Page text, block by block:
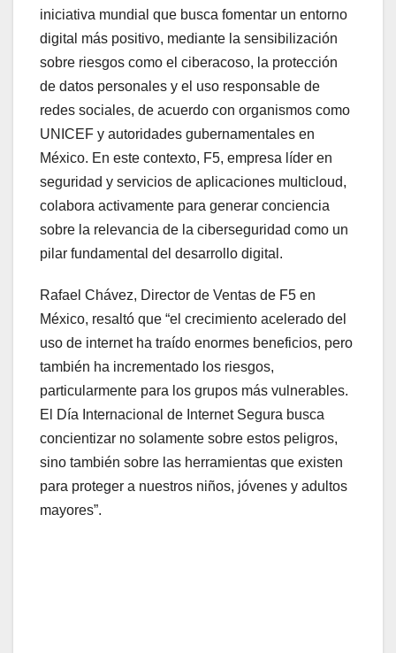
iniciativa mundial que busca fomentar un entorno
digital más positivo, mediante la sensibilización
sobre riesgos como el ciberacoso, la protección
de datos personales y el uso responsable de
redes sociales, de acuerdo con organismos como
UNICEF y autoridades gubernamentales en
México. En este contexto, F5, empresa líder en
seguridad y servicios de aplicaciones multicloud,
colabora activamente para generar conciencia
sobre la relevancia de la ciberseguridad como un
pilar fundamental del desarrollo digital.
Rafael Chávez, Director de Ventas de F5 en
México, resaltó que “el crecimiento acelerado del
uso de internet ha traído enormes beneficios, pero
también ha incrementado los riesgos,
particularmente para los grupos más vulnerables.
El Día Internacional de Internet Segura busca
concientizar no solamente sobre estos peligros,
sino también sobre las herramientas que existen
para proteger a nuestros niños, jóvenes y adultos
mayores”.